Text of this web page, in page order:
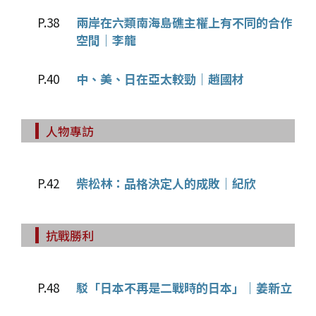
P.38
兩岸在六類南海島礁主權上有不同的合作
空間｜李龍
P.40 中、美、日在亞太較勁｜趙國材
人物專訪
P.42 柴松林：品格決定人的成敗｜紀欣
抗戰勝利
P.48 駁「日本不再是二戰時的日本」｜姜新立